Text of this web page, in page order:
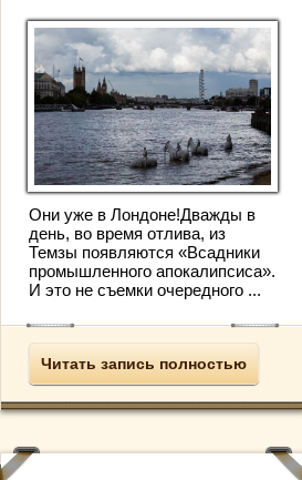
Они уже в Лондоне!Дважды в
день, во время отлива, из
Темзы появляются «Всадники
промышленного апокалипсиса».
И это не съемки очередного ...
Читать запись полностью